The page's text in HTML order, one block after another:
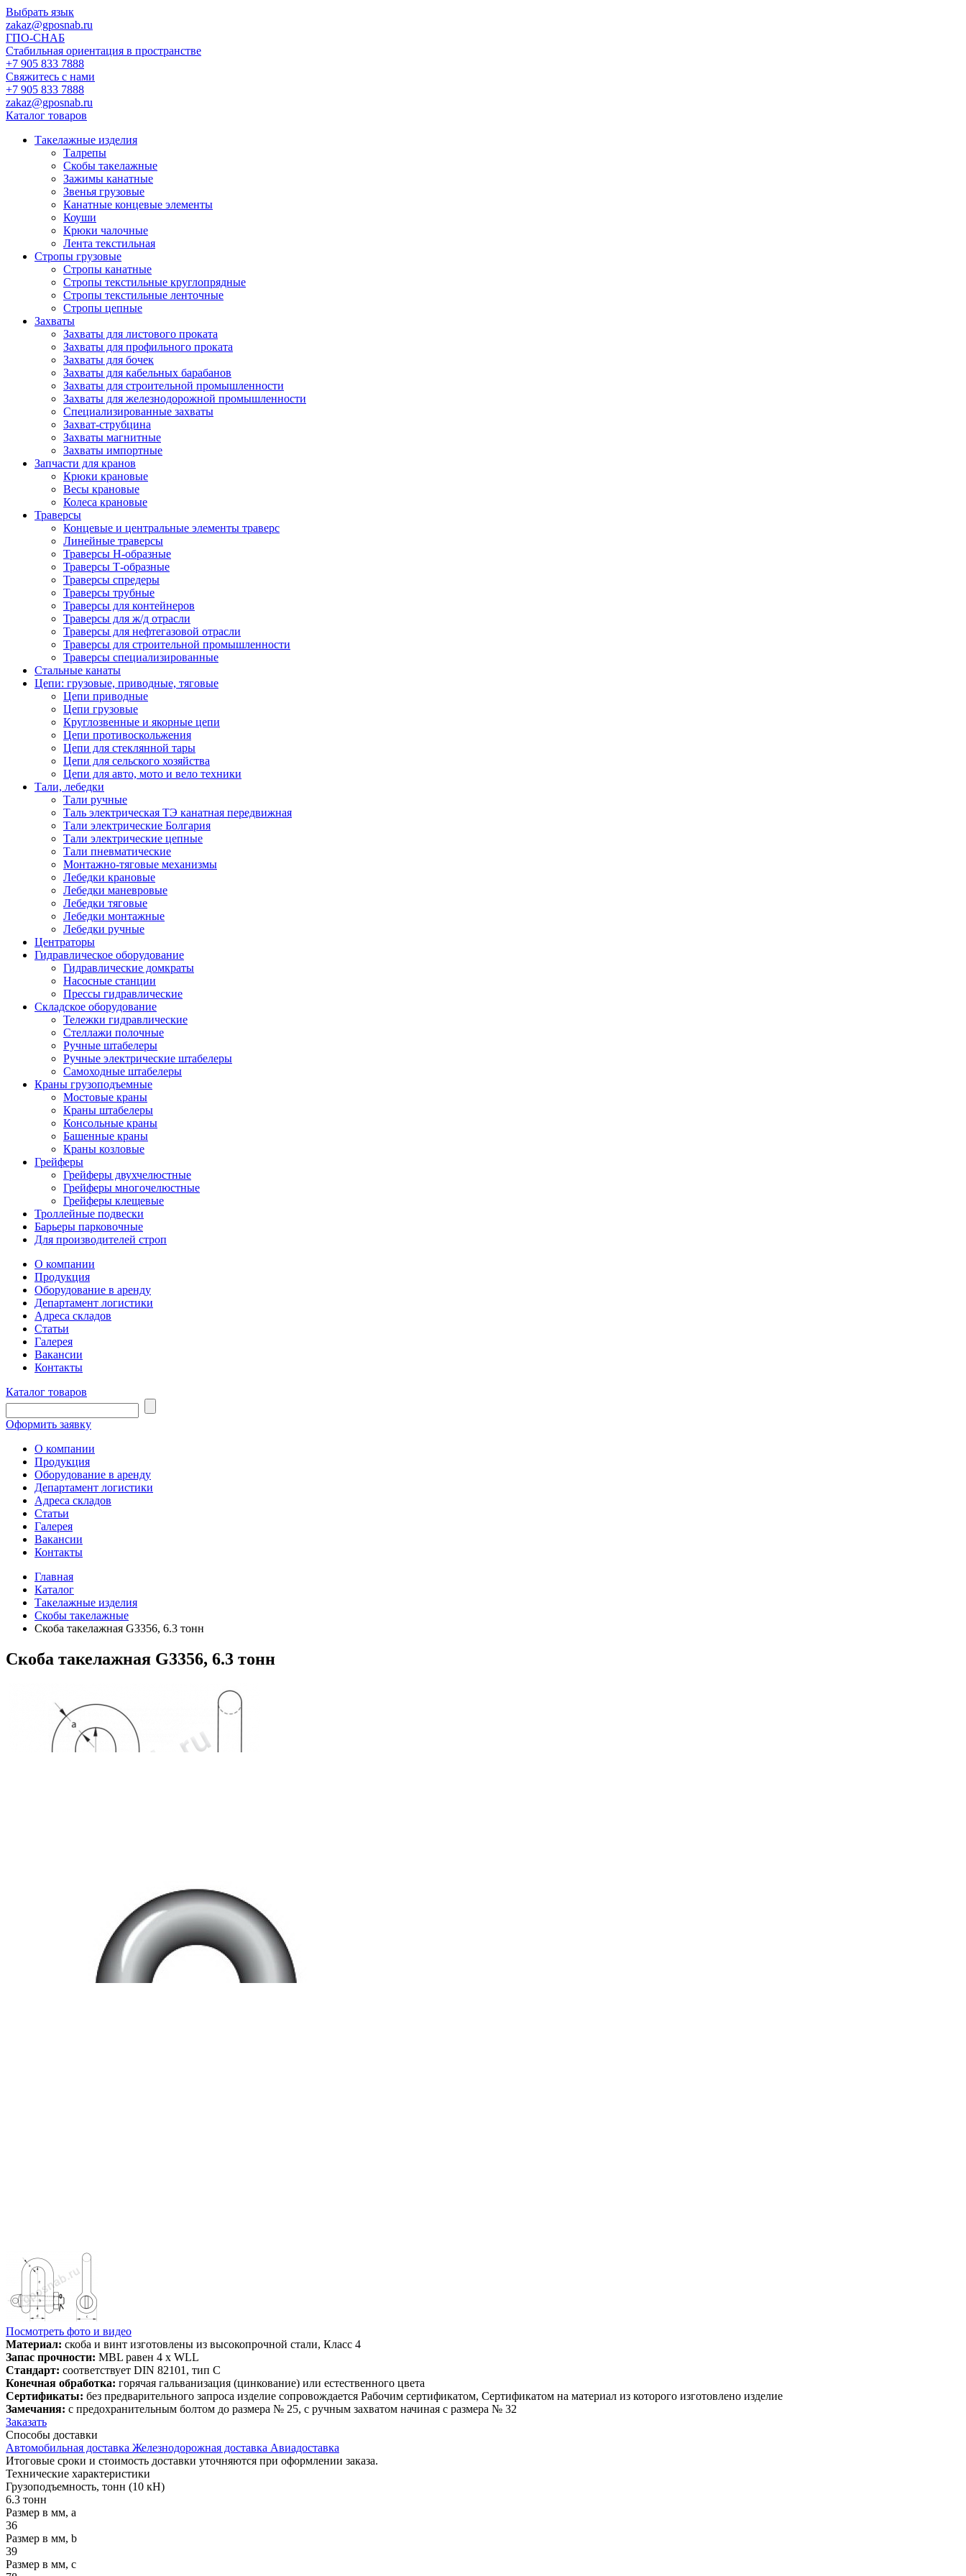
Выбрать язык
zakaz@gposnab.ru
ГПО-СНАБ
Стабильная ориентация в пространстве
+7 905 833 7888
Свяжитесь с нами
+7 905 833 7888
zakaz@gposnab.ru
Каталог товаров
Такелажные изделия
Талрепы
Скобы такелажные
Зажимы канатные
Звенья грузовые
Канатные концевые элементы
Коуши
Крюки чалочные
Лента текстильная
Стропы грузовые
Стропы канатные
Стропы текстильные круглопрядные
Стропы текстильные ленточные
Стропы цепные
Захваты
Захваты для листового проката
Захваты для профильного проката
Захваты для бочек
Захваты для кабельных барабанов
Захваты для строительной промышленности
Захваты для железнодорожной промышленности
Специализированные захваты
Захват-струбцина
Захваты магнитные
Захваты импортные
Запчасти для кранов
Крюки крановые
Весы крановые
Колеса крановые
Траверсы
Концевые и центральные элементы траверс
Линейные траверсы
Траверсы Н-образные
Траверсы Т-образные
Траверсы спредеры
Траверсы трубные
Траверсы для контейнеров
Траверсы для ж/д отрасли
Траверсы для нефтегазовой отрасли
Траверсы для строительной промышленности
Траверсы специализированные
Стальные канаты
Цепи: грузовые, приводные, тяговые
Цепи приводные
Цепи грузовые
Круглозвенные и якорные цепи
Цепи противоскольжения
Цепи для стеклянной тары
Цепи для сельского хозяйства
Цепи для авто, мото и вело техники
Тали, лебедки
Тали ручные
Таль электрическая ТЭ канатная передвижная
Тали электрические Болгария
Тали электрические цепные
Тали пневматические
Монтажно-тяговые механизмы
Лебедки крановые
Лебедки маневровые
Лебедки тяговые
Лебедки монтажные
Лебедки ручные
Центраторы
Гидравлическое оборудование
Гидравлические домкраты
Насосные станции
Прессы гидравлические
Складское оборудование
Тележки гидравлические
Cтеллажи полочные
Ручные штабелеры
Ручные электрические штабелеры
Самоходные штабелеры
Краны грузоподъемные
Мостовые краны
Краны штабелеры
Консольные краны
Башенные краны
Краны козловые
Грейферы
Грейферы двухчелюстные
Грейферы многочелюстные
Грейферы клещевые
Троллейные подвески
Барьеры парковочные
Для производителей строп
О компании
Продукция
Оборудование в аренду
Департамент логистики
Адреса складов
Статьи
Галерея
Вакансии
Контакты
Каталог товаров
Оформить заявку
О компании
Продукция
Оборудование в аренду
Департамент логистики
Адреса складов
Статьи
Галерея
Вакансии
Контакты
Главная
Каталог
Такелажные изделия
Скобы такелажные
Скоба такелажная G3356, 6.3 тонн
Скоба такелажная G3356, 6.3 тонн
Посмотреть фото и видео
Материал: скоба и винт изготовлены из высокопрочной стали, Класс 4
Запас прочности: MBL равен 4 x WLL
Стандарт: соответствует DIN 82101, тип С
Конечная обработка: горячая гальванизация (цинкование) или естественного цвета
Сертификаты: без предварительного запроса изделие сопровождается Рабочим сертификатом, Сертификатом на материал из которого изготовлено изделие
Замечания: с предохранительным болтом до размера № 25, с ручным захватом начиная с размера № 32
Заказать
Способы доставки
Автомобильная доставка Железнодорожная доставка Авиадоставка
Итоговые сроки и стоимость доставки уточняются при оформлении заказа.
Технические характеристики
Грузоподъемность, тонн (10 кН)
6.3 тонн
Размер в мм, a
36
Размер в мм, b
39
Размер в мм, c